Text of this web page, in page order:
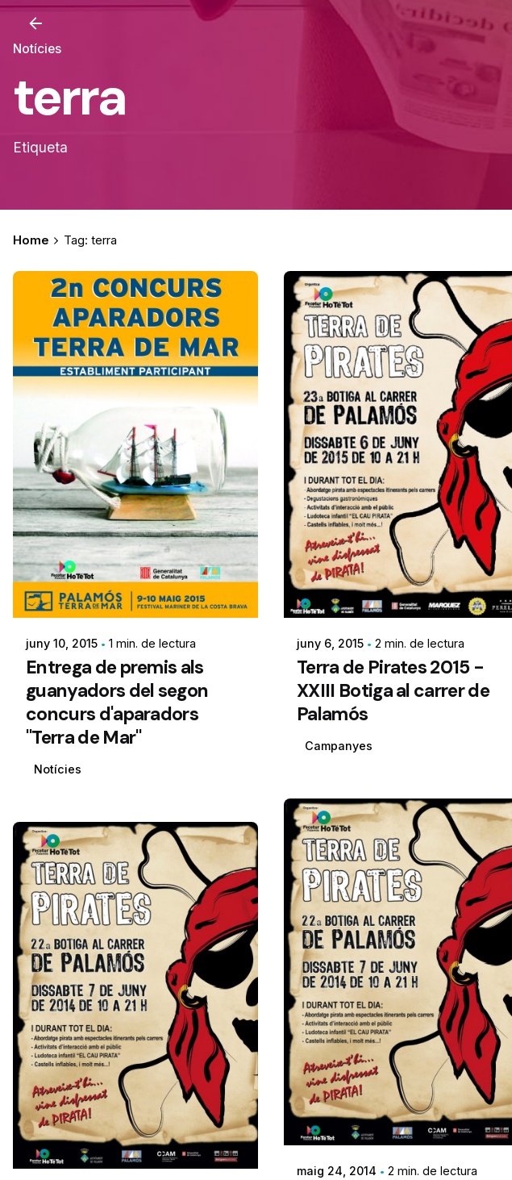
Notícies
terra
Etiqueta
Home Tag: terra
juny 10, 2015 1 min. de lectura
Entrega de premis als
guanyadors del segon
concurs d'aparadors
"Terra de Mar"
Notícies
juny 6, 2015 2 min. de lectura
Terra de Pirates 2015 -
XXIII Botiga al carrer de
Palamós
Campanyes
maig 24, 2014 2 min. de lectura